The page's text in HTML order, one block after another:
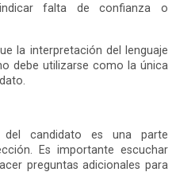
falta de confianza o
la interpretación del lenguaje
debe utilizarse como la única
del candidato es una parte
Es importante escuchar
preguntas adicionales para